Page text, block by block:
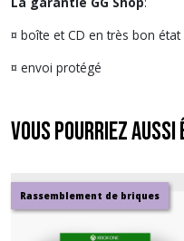
¤ boîte et CD en très bon état
¤ envoi protégé
Vous pourriez
Rassemblement de briques